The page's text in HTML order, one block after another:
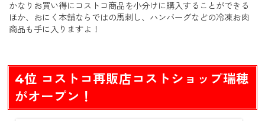
かなりお買い得にコストコ商品を小分けに購入することができる
ほか、おにく本舗ならではの馬刺し、ハンバーグなどの冷凍お肉
商品も手に入りますよ！
4位 コストコ再販店コストショップ瑞穂
がオープン！